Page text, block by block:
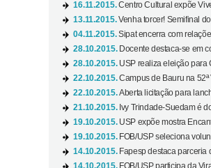
16.11.2015.Centro Cultural expõe
13.11.2015.Venha torcer! Semifinal
04.11.2015.Sipat encerra com
28.10.2015. Docente destaca-se em
28.10.2015. USP realiza eleição para
22.10.2015.Campus de Bauru na
22.10.2015.Aberta licitação para
21.10.2015. Ivy Trindade-Suedam é
19.10.2015. USP expõe mostra
19.10.2015. FOB/USP seleciona
14.10.2015. Fapesp destaca parceria
14.10.2015. FOB/USP participa da